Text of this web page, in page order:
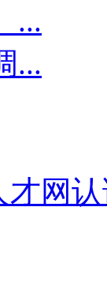
...
...
才网